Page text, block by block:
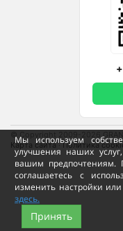
Мы используем
улучшения наших
вашим предпочтениям.
соглашаетесь с
изменить настройки
здесь.
Принять
© Copyright 2009-2026
Карта сайта·Политика